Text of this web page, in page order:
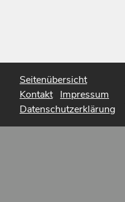
Seitenübersicht
Kontakt Impressum
Datenschutzerklärung